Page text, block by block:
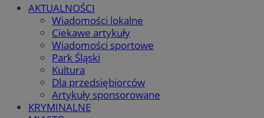
AKTUALNOŚCI
Wiadomości lokalne
Ciekawe artykuły
Wiadomości sportowe
Park Śląski
Kultura
Dla przedsiębiorców
Artykuły sponsorowane
KRYMINALNE